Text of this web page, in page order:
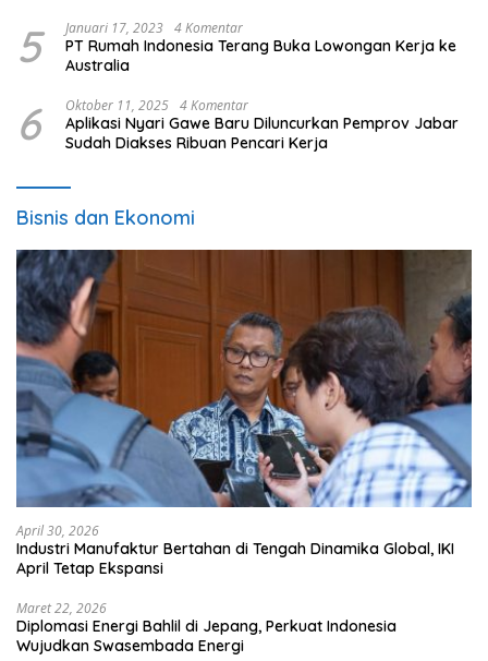
5 Januari 17, 2023 4 Komentar
PT Rumah Indonesia Terang Buka Lowongan Kerja ke
Australia
6 Oktober 11, 2025 4 Komentar
Aplikasi Nyari Gawe Baru Diluncurkan Pemprov Jabar
Sudah Diakses Ribuan Pencari Kerja
Bisnis dan Ekonomi
April 30, 2026
Industri Manufaktur Bertahan di Tengah Dinamika Global, IKI
April Tetap Ekspansi
Maret 22, 2026
Diplomasi Energi Bahlil di Jepang, Perkuat Indonesia
Wujudkan Swasembada Energi